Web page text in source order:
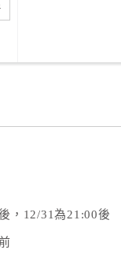
，12/31為21:00後